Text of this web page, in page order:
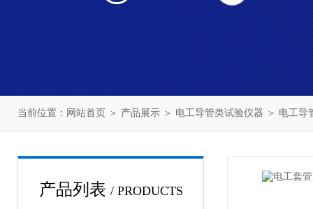
当前位置： 网站首页 ＞ 产品展示 ＞ 电工导管类试验仪器 ＞ 电工导
产品列表 / PRODUCTS